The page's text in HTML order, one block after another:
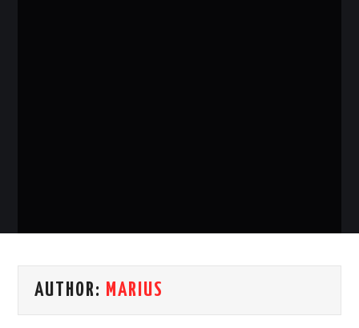
AUTHOR: MARIUS